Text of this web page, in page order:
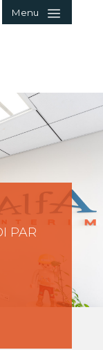
Menu
PAR